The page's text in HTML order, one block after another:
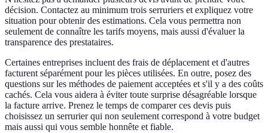
décision. Contactez au minimum trois serruriers et expliquez votre
situation pour obtenir des estimations. Cela vous permettra non
seulement de connaître les tarifs moyens, mais aussi d'évaluer la
transparence des prestataires.
Certaines entreprises incluent des frais de déplacement et d'autres
facturent séparément pour les pièces utilisées. En outre, posez des
questions sur les méthodes de paiement acceptées et s'il y a des coûts
cachés. Cela vous aidera à éviter toute surprise désagréable lorsque
la facture arrive. Prenez le temps de comparer ces devis puis
choisissez un serrurier qui non seulement correspond à votre budget
mais aussi qui vous semble honnête et fiable.